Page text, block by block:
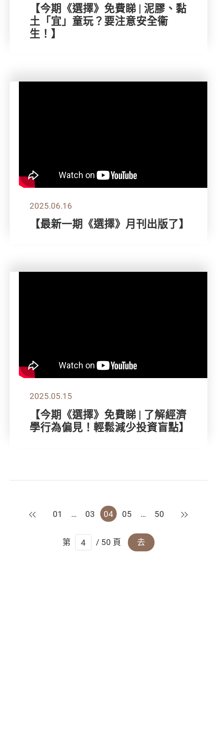
【今期《選擇》免費睇 | 泥膠、黏
土「宜」童玩？要注意安全衞
生！】
2025.06.16
【最新一期《選擇》月刊出版了】
2025.05.15
【今期《選擇》免費睇 | 了解經濟
學行為偏見！輕鬆減少投資盲點】
上一頁
01 … 03 04 05 … 50 下一頁
第 / 50 頁 去